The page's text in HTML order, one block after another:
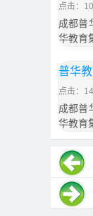
点击：
成都普
华教育
普华
点击：
成都普
华教育